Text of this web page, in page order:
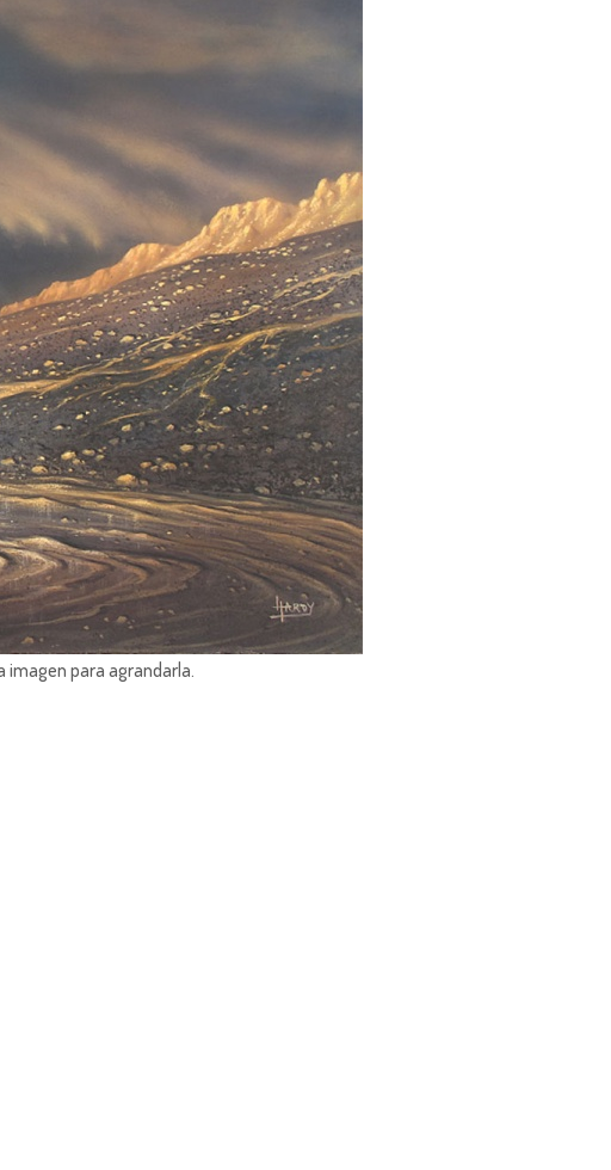
imagen para agrandarla.